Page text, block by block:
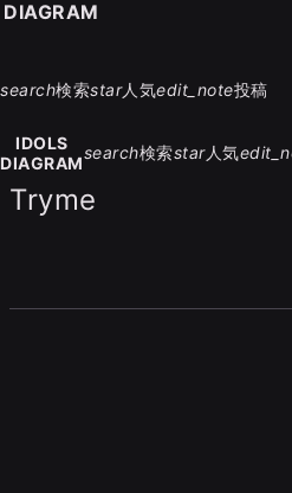
search検索star人気edit_note投稿
IDOLS
DIAGRAM
search検索star人気
Tryme